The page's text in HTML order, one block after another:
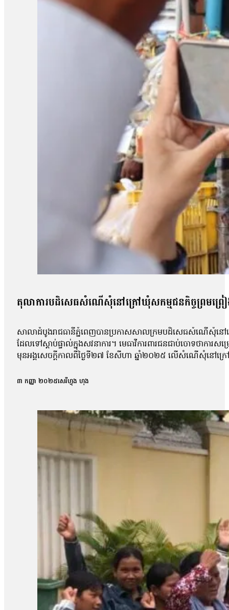
តុលាការបដិសេធសំណើសុំនៅក្រៅឃុំសកម្មជនកិច្ចព្រមព្រ
សាលាដំបូងរាជធានីភ្នំពេញបានប្រកាសសាលក្រមបដិសេធសំណើសុំនៅក្
ដែលទៅស្ដាប់ផ្ទាល់ក្នុងសវនាការ។ មេធាវីការពារជនជាប់ចោទថាកា
មុនអង្គសេចក្ដីកាលពីថ្ងៃទី២៧ ខែសីហា ឆ្នាំ២០២៥ លើសំណើសុំនៅក្រ
កិច្ចព្រមព្រៀងសន្តិភាពក្រុងប៉ារីសគឺលោក សឺន ជុំជួន បានថ្លែងប្រាប់
លោកបន្ថែមថា៖ «យើងនៅតែចាត់ទុកថាជាការប៉ះពាល់ទៅលើសិទ្ធិន
ហ្នឹងមានសេរីភាព […]ក្នុងនាមជាមេធាវី យើងមិនអាចទទួលយកបាន
លោកមេធាវីឱ្យដឹងថា តុលាការបានបើកសវនាការអង្គសេចក្ដីល
លទ្ធផលសំណើសុំនៅក្រៅឃុំដែលបានស្នើកាលពីថ្ងៃទី២៧ ខែសីហា។ បង
ស្រីគាត់ និងសកម្មជនឯទៀត ព្រោះការបន្តឃុំខ្លួននេះបានធ្វើឱ្យប៉ះ
របស់បងសាន សិទ្ធ ដែលគាត់ត្រូវទទួលបន្ទុក។ អ៊ីចឹងខ្ញុំគិតថា ទី១ការអ
របស់បងប្រុសគាត់ ហើយអ្នកស្រីស្នើសុំតុលាការពិចារណាដោះលែងលោក
ទៅឱ្យនៅក្រៅឃុំតាមការស្នើសុំរបស់ក្រុមគ្រួសារ ហើយហ្នឹងក៏ជាសិទ្ធិរ
ករណីនេះ មន្រ្តីអង្កេតជាន់ខ្ពស់ នៃសមាគមន៍ការពារសិទ្ធិមនុស្ស និង
ពេលដែលច្បាប់កំណត់។ លោកថារដ្ឋាភិបាល និងតុលាការគួរដោះលែង
ទាន់បើកសវនាការផង ឃុំគាត់រហូតដល់លើសនីតិវិធីនៃការឃុំខ្លួនដែ
បន្ថែម៖ «គួរតែឈប់ធ្វើទុក្ខបុកម្នេញដល់ប្រជាពលរដ្ឋដែលធ្វើការង
សាសន៍របស់គាត់ ជាពិសេសអ្នកដែលធ្វើការងារសង្គមដូចជា២៣តុលា
ក្រោយពីពួកគាត់លើកឡើងពីគុណសម្បត្តិ និងគុណវិបត្តិ នៃការបង្កើត
សន្តិសុខសង្គម» ទាក់ទងនឹងការអធិប្បាយនានាពី CLV មានអ្នក
ដោយក្នុងសំណុំរឿងទី១មានលោក ស៊្រុន ស៊្រន កញ្ញា…
៣ កញ្ញា ២០២៥សេរីហ្វុង ហុង